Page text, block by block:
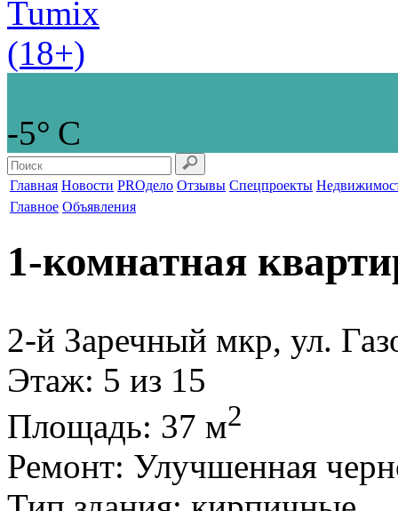
-5° С
Главная Новости PROдело Отзывы Спецпроекты
Главное Объявления
1-комнатная
2-й Заречный мкр, ул.
Этаж: 5 из 15
Площадь: 37 м2
Ремонт: Улучшенная